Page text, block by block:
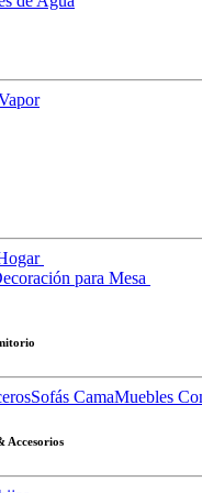
para Mesa
Sofás CamaMuebles
Accesorios